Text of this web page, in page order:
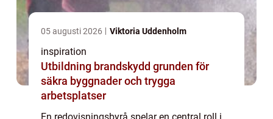
05 augusti 2026 Viktoria Uddenholm
inspiration
Utbildning brandskydd grunden för
säkra byggnader och trygga
arbetsplatser